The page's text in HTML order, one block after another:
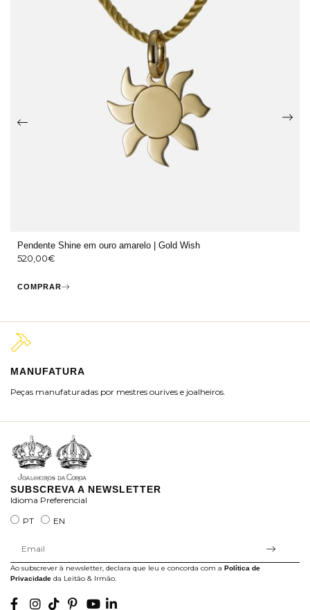
Pendente Shine em ouro amarelo | Gold Wish
520,00€
COMPRAR
MANUFATURA
Peças manufaturadas por mestres ourives e joalheiros.
SUBSCREVA A NEWSLETTER
Idioma Preferencial
PT
EN
Ao subscrever à newsletter, declara que leu e concorda com a Política de
Privacidade da Leitão & Irmão.